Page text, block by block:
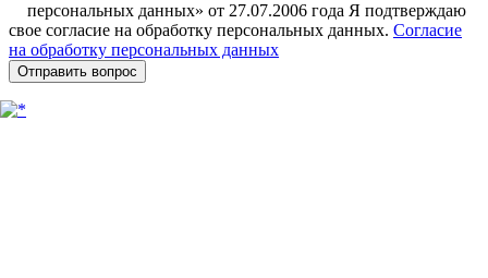
персональных данных» от 27.07.2006 года Я подтверждаю
свое согласие на обработку персональных данных. Согласие
на обработку персональных данных